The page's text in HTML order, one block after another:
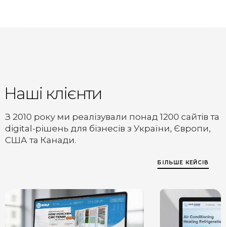
Наші клієнти
З 2010 року ми реалізували понад 1200 сайтів та
digital-рішень для бізнесів з України, Європи,
США та Канади.
БІЛЬШЕ КЕЙСІВ